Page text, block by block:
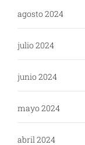
agosto 2024
julio 2024
junio 2024
mayo 2024
abril 2024